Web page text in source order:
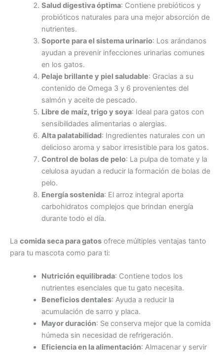
Salud digestiva óptima: Contiene prebióticos y
probióticos naturales para una mejor absorción de
nutrientes.
Soporte para el sistema urinario: Los arándanos
ayudan a prevenir infecciones urinarias comunes
en los gatos.
Pelaje brillante y piel saludable: Gracias a su
contenido de Omega 3 y 6 provenientes del
salmón y aceite de pescado.
Libre de maíz, trigo y soya: Ideal para gatos con
sensibilidades alimentarias o alergias.
Alta palatabilidad: Ingredientes naturales con un
delicioso aroma y sabor irresistible para los gatos.
Control de bolas de pelo: La pulpa de tomate y la
celulosa ayudan a reducir la formación de bolas de
pelo.
Energía sostenida: El arroz integral aporta
carbohidratos complejos que brindan energía
durante todo el día.
La comida seca para gatos ofrece múltiples ventajas tanto
para tu mascota como para ti:
Nutrición equilibrada: Contiene todos los
nutrientes esenciales que tu gato necesita.
Beneficios dentales: Ayuda a reducir la
acumulación de sarro y placa.
Mayor duración: Se conserva mejor que la comida
húmeda sin necesidad de refrigeración.
Eficiencia en la alimentación: Almacenar y servir